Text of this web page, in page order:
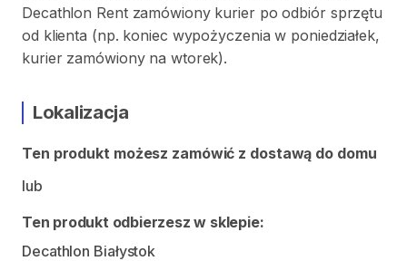
Decathlon Rent zamówiony kurier po odbiór sprzętu
od klienta (np. koniec wypożyczenia w poniedziałek,
kurier zamówiony na wtorek).
Lokalizacja
Ten produkt możesz zamówić z dostawą do domu
lub
Ten produkt odbierzesz w sklepie:
Decathlon Białystok